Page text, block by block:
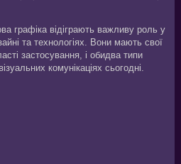
графіка відіграють важливу роль у
та технологіях. Вони мають свої
застосування, і обидва типи
комунікаціях сьогодні.